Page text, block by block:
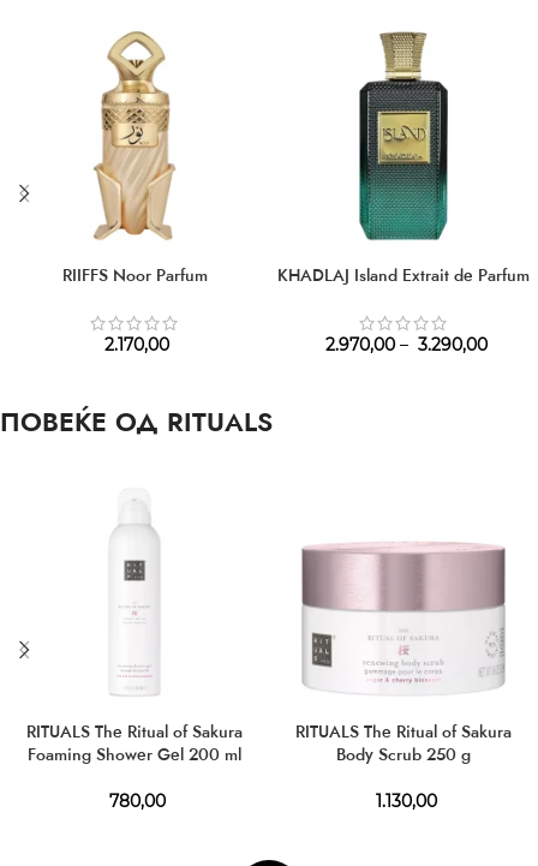
RIIFFS Noor Parfum
2.170,00
KHADLAJ Island Extrait de Parfum
2.970,00 – 3.290,00
ПОВЕЌЕ ОД RITUALS
RITUALS The Ritual of Sakura
Foaming Shower Gel 200 ml
780,00
RITUALS The Ritual of Sakura
Body Scrub 250 g
1.130,00